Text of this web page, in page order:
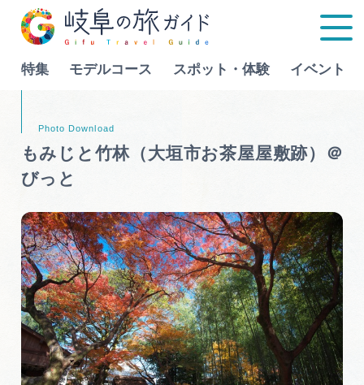
特集 モデルコース スポット・体験 イベント
特集
モデルコース
スポット・体験
イベント
グルメ
Language
行きたいリストを見る
もみじと竹林（大垣市お茶屋屋敷跡）＠
びっと